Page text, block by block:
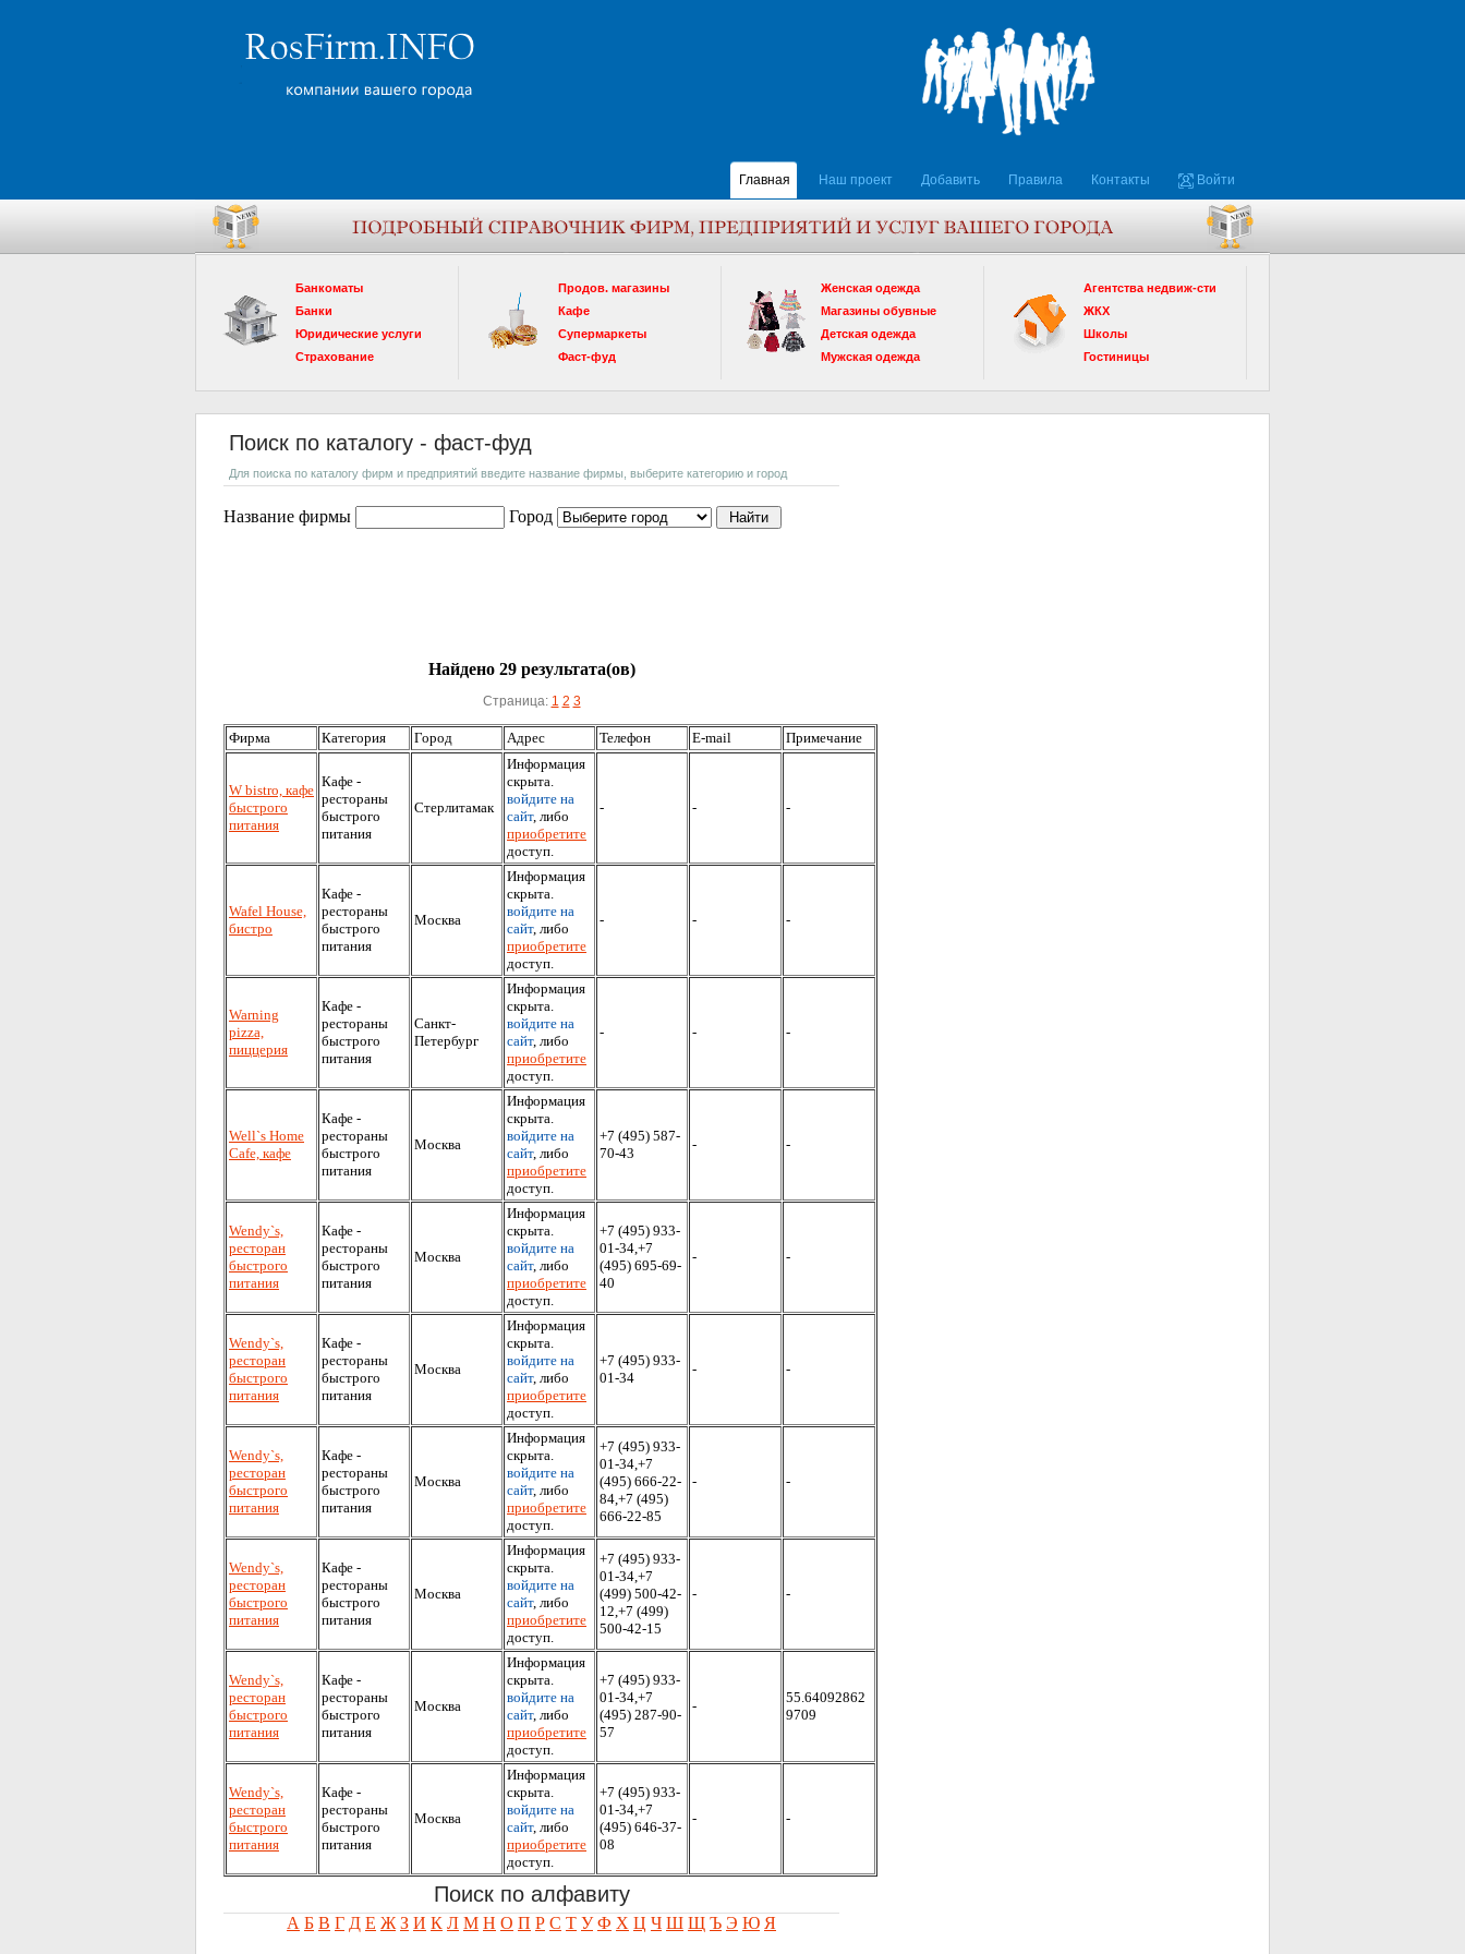
Главная Наш проект Добавить Правила Контакты Войти
Банкоматы
Банки
Юридические услуги
Страхование
Продов. магазины
Кафе
Супермаркеты
Фаст-фуд
Женская одежда
Магазины обувные
Детская одежда
Мужская одежда
Агентства недвиж-сти
ЖКХ
Школы
Гостиницы
Поиск по каталогу - фаст-фуд
Для поиска по каталогу фирм и предприятий введите название фирмы, выберите категорию и город
Название фирмы Город
Найдено 29 результата(ов)
Страница: 1 2 3
Фирма Категория Город Адрес Телефон E-mail Примечание
W bistro, кафе
быстрого
питания
Кафе -
рестораны
быстрого
питания
Стерлитамак
Информация
скрыта.
войдите на
сайт, либо
приобретите
доступ.
- - -
Wafel House,
бистро
Кафе -
рестораны
быстрого
питания
Москва
Информация
скрыта.
войдите на
сайт, либо
приобретите
доступ.
- - -
Warning
pizza,
пиццерия
Кафе -
рестораны
быстрого
питания
Санкт-
Петербург
Информация
скрыта.
войдите на
сайт, либо
приобретите
доступ.
- - -
Well`s Home
Cafe, кафе
Кафе -
рестораны
быстрого
питания
Москва
Информация
скрыта.
войдите на
сайт, либо
приобретите
доступ.
+7 (495) 587-
70-43
- -
Wendy`s,
ресторан
быстрого
питания
Кафе -
рестораны
быстрого
питания
Москва
Информация
скрыта.
войдите на
сайт, либо
приобретите
доступ.
+7 (495) 933-
01-34,+7
(495) 695-69-
40
- -
Wendy`s,
ресторан
быстрого
питания
Кафе -
рестораны
быстрого
питания
Москва
Информация
скрыта.
войдите на
сайт, либо
приобретите
доступ.
+7 (495) 933-
01-34
- -
Wendy`s,
ресторан
быстрого
питания
Кафе -
рестораны
быстрого
питания
Москва
Информация
скрыта.
войдите на
сайт, либо
приобретите
доступ.
+7 (495) 933-
01-34,+7
(495) 666-22-
84,+7 (495)
666-22-85
- -
Wendy`s,
ресторан
быстрого
питания
Кафе -
рестораны
быстрого
питания
Москва
Информация
скрыта.
войдите на
сайт, либо
приобретите
доступ.
+7 (495) 933-
01-34,+7
(499) 500-42-
12,+7 (499)
500-42-15
- -
Wendy`s,
ресторан
быстрого
питания
Кафе -
рестораны
быстрого
питания
Москва
Информация
скрыта.
войдите на
сайт, либо
приобретите
доступ.
+7 (495) 933-
01-34,+7
(495) 287-90-
57
-
55.64092862
9709
Wendy`s,
ресторан
быстрого
питания
Кафе -
рестораны
быстрого
питания
Москва
Информация
скрыта.
войдите на
сайт, либо
приобретите
доступ.
+7 (495) 933-
01-34,+7
(495) 646-37-
08
- -
Поиск по алфавиту
А Б В Г Д Е Ж З И К Л М Н О П Р С Т У Ф Х Ц Ч Ш Щ Ъ Э Ю Я